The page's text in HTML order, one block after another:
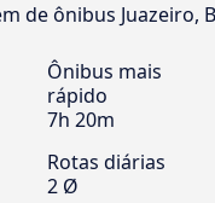
de ônibus Juazeiro,
Ônibus mais
rápido
7h 20m
Rotas diárias
2 Ø